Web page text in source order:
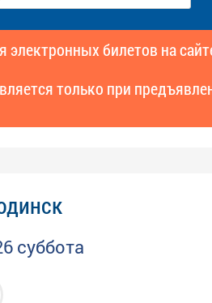
билетов на
только при
суббота